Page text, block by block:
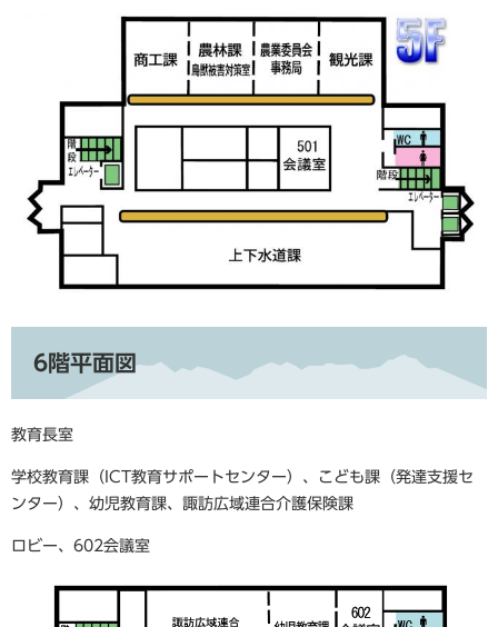
6階平面図
教育長室
学校教育課（ICT教育サポートセンター）、こども課（発達支援セ
ンター）、幼児教育課、諏訪広域連合介護保険課
ロビー、602会議室